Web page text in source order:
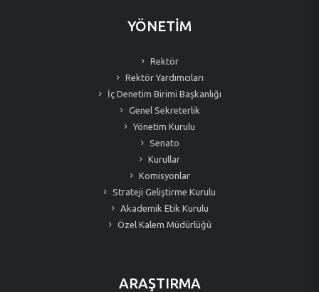
YÖNETİM
Rektör
Rektör Yardımcıları
İç Denetim Birimi Başkanlığı
Genel Sekreterlik
Yönetim Kurulu
Senato
Kurullar
Komisyonlar
Strateji Geliştirme Kurulu
Akademik Etik Kurulu
Özel Kalem Müdürlüğü
ARAŞTIRMA